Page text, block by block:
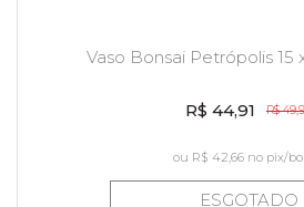
Vaso Bonsai Petrópolis 15
R$ 44,91 R$
ou R$ 42,66 no pix/
ESGOTADO